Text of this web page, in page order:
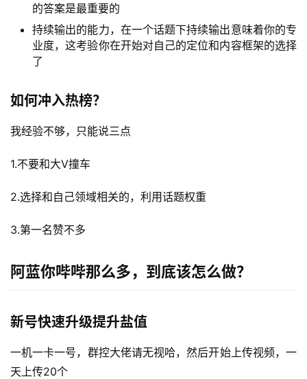
的答案是最重要的
持续输出的能力，在一个话题下持续输出意味着你的专
业度，这考验你在开始对自己的定位和内容框架的选择
了
如何冲入热榜？
我经验不够，只能说三点
1.不要和大V撞车
2.选择和自己领域相关的，利用话题权重
3.第一名赞不多
阿蓝你哔哔那么多，到底该怎么做？
新号快速升级提升盐值
一机一卡一号，群控大佬请无视哈，然后开始上传视频，一
天上传20个